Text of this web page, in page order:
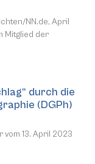
NN.de, April
Mitglied der
durch die
(DGPh)
13. April 2023